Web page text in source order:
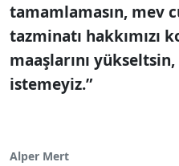
tamamlamasın, mev
tazminatı hakkımızı
maaşlarını
istemeyiz.”
Alper Mert